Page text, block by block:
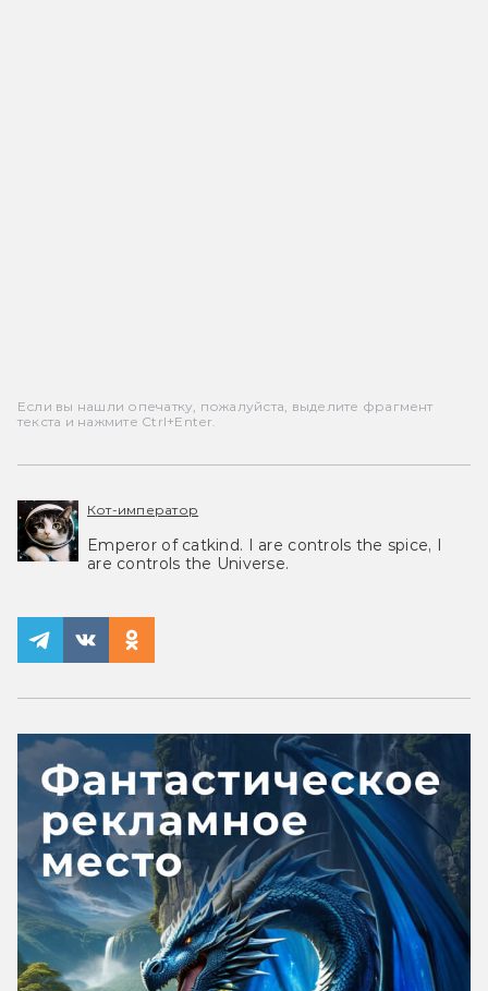
Если вы нашли опечатку, пожалуйста, выделите фрагмент
текста и нажмите Ctrl+Enter.
Кот-император
Emperor of catkind. I are controls the spice, I
are controls the Universe.